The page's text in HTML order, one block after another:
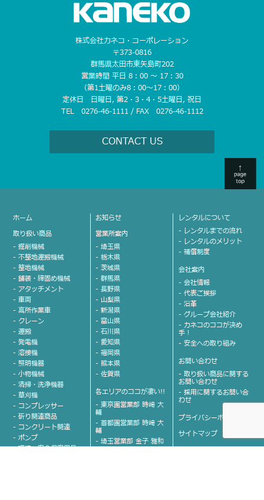
株式会社カネコ・コーポレーション
〒373-0816
群馬県太田市東矢島町202
営業時間 平日 8：00 〜 17：30
（第1土曜のみ8：00〜17：00）
定休日 日曜日, 第2・3・4・5土曜日, 祝日
TEL 0276-46-1111 / FAX 0276-46-1112
CONTACT US
ホーム
取り扱い商品
- 掘削機械
- 不整地運搬機械
- 整地機械
- 舗装・締固め機械
- アタッチメント
- 車両
- 高所作業車
- クレーン
- 運搬
- 発電機
- 溶接機
- 照明機器
- 小物機械
- 清掃・洗浄機器
- 草刈機
- コンプレッサー
- 斫り関連商品
- コンクリート関連
- ポンプ
- 環境・安全保安用品
お知らせ
営業所案内
- 埼玉県
- 栃木県
- 茨城県
- 群馬県
- 長野県
- 山梨県
- 新潟県
- 富山県
- 石川県
- 愛知県
- 福岡県
- 熊本県
- 佐賀県
各エリアのココが凄い!!
- 東京圏営業部 時﨑 大
輔
- 首都圏営業部 時﨑 大
輔
- 埼玉営業部 金子 雅和
レンタルについて
- レンタルまでの流れ
- レンタルのメリット
- 補償制度
会社案内
- 会社情報
- 代表ご挨拶
- 沿革
- グループ会社紹介
- カネコのココが決め
手！
- 安全への取り組み
お問い合わせ
- 取り扱い商品に関する
お問い合わせ
- 採用に関するお問い合
わせ
プライバシーポリシー
サイトマップ